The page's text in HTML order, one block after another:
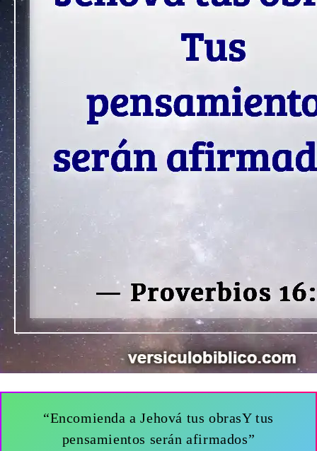
“Encomienda a Jehová tus obrasY tus
pensamientos serán afirmados”